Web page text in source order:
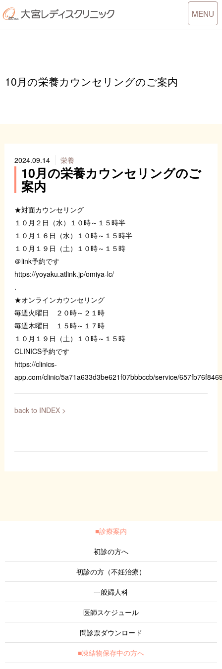
Toggle
MENU
10月の栄養カウンセリングのご案内
2024.09.14 栄養
10月の栄養カウンセリングのご
案内
★対面カウンセリング
１０月２日（水）１０時～１５時半
１０月１６日（水）１０時～１５時半
１０月１９日（土）１０時～１５時
＠link予約です
https://yoyaku.atlink.jp/omiya-lc/
.
★オンラインカウンセリング
毎週火曜日 ２０時～２１時
毎週木曜日 １５時～１７時
１０月１９日（土）１０時～１５時
CLINICS予約です
https://clinics-
app.com/clinic/5a71a633d3be621f07bbbccb/service/
back to INDEX >
■診療案内
初診の方へ
初診の方（不妊治療）
一般婦人科
医師スケジュール
問診票ダウンロード
■凍結物保存中の方へ